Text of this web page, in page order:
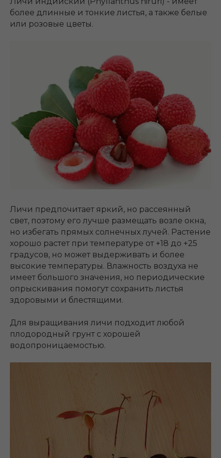
более длинные и тонкие листья, а также белые
или розовые цветы.
Личи предпочитает яркий, но рассеянный
свет, поэтому его лучше размещать возле окна,
но избегать прямых солнечных лучей. Растение
хорошо растет при температуре от +18 до +25
градусов, но может выдерживать и более
высокие температуры. Влажность воздуха не
имеет большого значения, но периодические
опрыскивания помогут сохранить листья
здоровыми и блестящими.
Для выращивания личи подходит любой
плодородный грунт с хорошей
водопроницаемостью.